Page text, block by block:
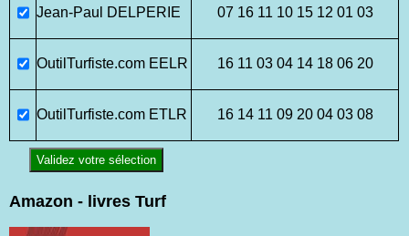
Jean-Paul DELPERIE 07 16 11 10 15 12 01 03
OutilTurfiste.com EELR 16 11 03 04 14 18 06 20
OutilTurfiste.com ETLR 16 14 11 09 20 04 03 08
Validez votre sélection
Amazon - livres Turf